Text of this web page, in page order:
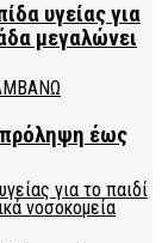
μεγαλώνει
υγείας για
πρόληψη έως